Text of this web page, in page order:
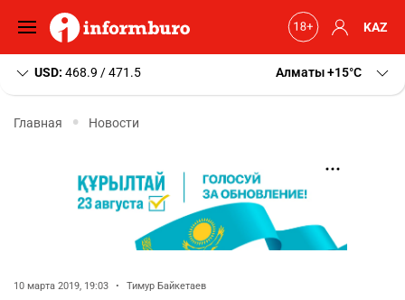
KAZ
USD: 468.9 / 471.5 Алматы+15 C
Главная Новости
10 марта 2019, 19:03 • Тимур Байкетаев